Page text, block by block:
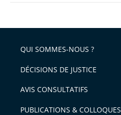
QUI SOMMES-NOUS ?
DÉCISIONS DE JUSTICE
AVIS CONSULTATIFS
PUBLICATIONS & COLLOQUES